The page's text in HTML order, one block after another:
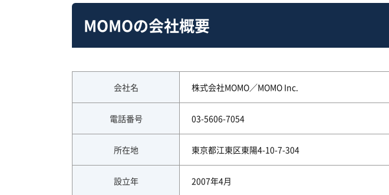
MOMOの会社概要
会社名 株式会社MOMO／MOMO Inc.
電話番号 03-5606-7054
所在地 東京都江東区東陽4-10-7-304
設立年 2007年4月